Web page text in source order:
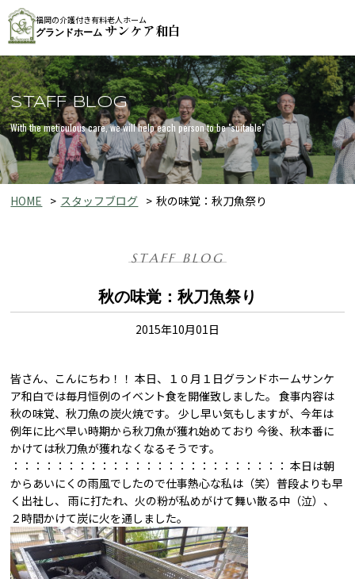
福岡の介護付き有料老人ホーム
グランドホーム サンケア和白
STAFF BLOG
With the meticulous care, we will help each person to be "suitable"
HOME スタッフブログ 秋の味覚：秋刀魚祭り
STAFF BLOG
秋の味覚：秋刀魚祭り
2015年10月01日
皆さん、こんにちわ！！ 本日、１０月１日グランドホームサンケ
ア和白では毎月恒例のイベント食を開催致しました。 食事内容は
秋の味覚、秋刀魚の炭火焼です。 少し早い気もしますが、今年は
例年に比べ早い時期から秋刀魚が獲れ始めており 今後、秋本番に
かけては秋刀魚が獲れなくなるそうです。
：：：：：：：：：：：：：：：：：：：：：：：：： 本日は朝
からあいにくの雨風でしたので仕事熱心な私は（笑）普段よりも早
く出社し、 雨に打たれ、火の粉が私めがけて舞い散る中（泣）、
２時間かけて炭に火を通しました。